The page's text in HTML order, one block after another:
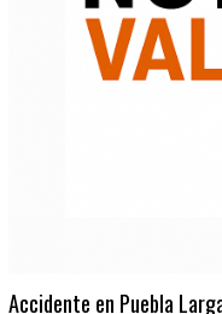
Accidente en Puebla